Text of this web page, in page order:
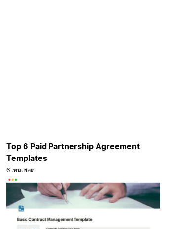
Top 6 Paid Partnership Agreement
Templates
6 เทมเพลต